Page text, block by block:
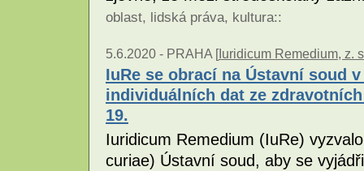
oblast, lidská práva, kultura::
5.6.2020 - PRAHA [Iuridicum Remedium, z.
IuRe se obrací na Ústavní soud
individuálních dat ze
19.
Iuridicum Remedium (IuRe)
curiae) Ústavní soud, aby se